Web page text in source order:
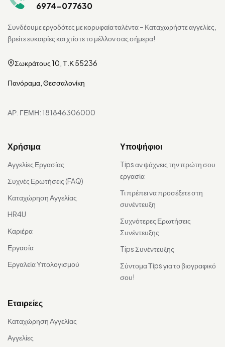
6974-077630
Συνδέουμε εργοδότες με κορυφαία ταλέντα – Καταχωρήστε αγγελίες,
βρείτε ευκαιρίες και χτίστε το μέλλον σας σήμερα!
Σωκράτους 10, Τ.Κ 55236
Πανόραμα, Θεσσαλονίκη
ΑΡ. ΓΕΜΗ: 181846306000
Χρήσιμα
Αγγελίες Εργασίας
Συχνές Ερωτήσεις (FAQ)
Καταχώρηση Αγγελίας
HR4U
Καριέρα
Εργασία
Εργαλεία Υπολογισμού
Υποψήφιοι
Tips αν ψάχνεις την πρώτη σου
εργασία
Τι πρέπει να προσέξετε στη
συνέντευξη
Συχνότερες Ερωτήσεις
Συνέντευξης
Tips Συνέντευξης
Σύντομα Τips για το βιογραφικό
σου!
Εταιρείες
Καταχώρηση Αγγελίας
Αγγελίες